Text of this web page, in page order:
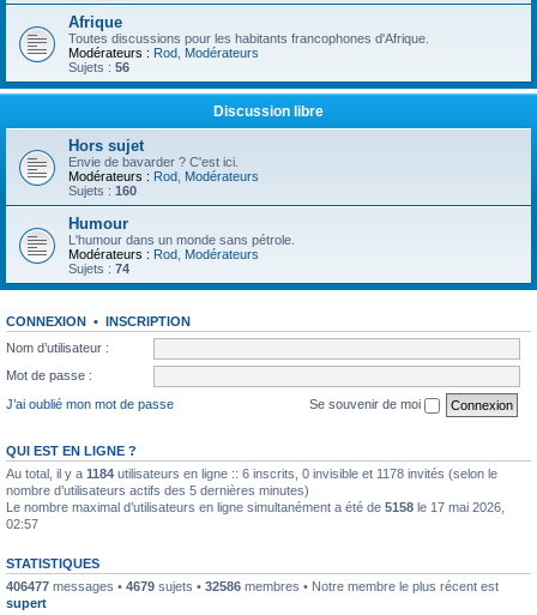
Afrique
Toutes discussions pour les habitants francophones d'Afrique.
Modérateurs : Rod Modérateurs
Sujets : 56
Discussion libre
Hors sujet
Envie de bavarder ? C'est ici.
Modérateurs : Rod Modérateurs
Sujets : 160
Humour
L'humour dans un monde sans pétrole.
Modérateurs : Rod Modérateurs
Sujets : 74
CONNEXION • INSCRIPTION
Nom d’utilisateur :
Mot de passe :
J’ai oublié mon mot de passe
Se souvenir de moi
QUI EST EN LIGNE ?
Au total, il y a 1184 utilisateurs en ligne :: 6 inscrits, 0 invisible et 1178 invités (selon le
nombre d’utilisateurs actifs des 5 dernières minutes)
Le nombre maximal d’utilisateurs en ligne simultanément a été de 5158 le 17 mai 2026,
02:57
STATISTIQUES
406477 messages • 4679 sujets • 32586 membres • Notre membre le plus récent est
supert